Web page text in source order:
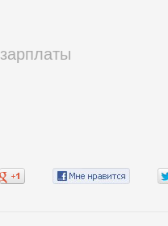
зарплаты